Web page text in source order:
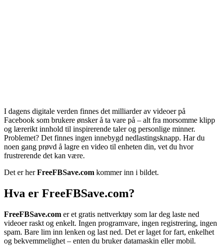
I dagens digitale verden finnes det milliarder av videoer på
Facebook som brukere ønsker å ta vare på – alt fra morsomme klipp
og lærerikt innhold til inspirerende taler og personlige minner.
Problemet? Det finnes ingen innebygd nedlastingsknapp. Har du
noen gang prøvd å lagre en video til enheten din, vet du hvor
frustrerende det kan være.
Det er herFreeFBSave.com kommer inn i bildet.
Hva er FreeFBSave.com?
FreeFBSave.com er et gratis nettverktøy som lar deg laste ned
videoer raskt og enkelt. Ingen programvare, ingen registrering, ingen
spam. Bare lim inn lenken og last ned. Det er laget for fart, enkelhet
og bekvemmelighet – enten du bruker datamaskin eller mobil.